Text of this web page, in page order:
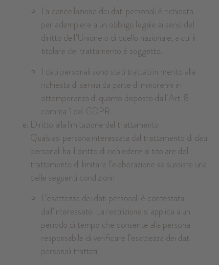
La cancellazione dei dati personali è richiesta
per adempiere a un obbligo legale ai sensi del
diritto dell’Unione o di quello nazionale, a cui il
titolare del trattamento è soggetto.
I dati personali sono stati trattati in merito alla
richiesta di servizi da parte di minorenni in
ottemperanza di quanto disposto dall´Art. 8
comma 1 del GDPR.
Diritto alla limitazione del trattamento
Qualsiasi persona interessata dal trattamento di dati
personali ha il diritto di richiedere al titolare del
trattamento di limitare l’elaborazione se sussiste una
delle seguenti condizioni:
L’esattezza dei dati personali è contestata
dall’interessato. La restrizione si applica a un
periodo di tempo che consente alla persona
responsabile di verificare l’esattezza dei dati
personali trattati.